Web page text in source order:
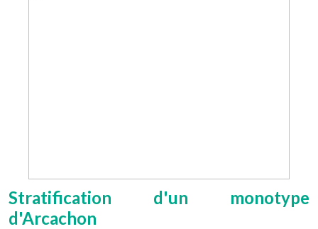
Stratification d'un monotype
d'Arcachon